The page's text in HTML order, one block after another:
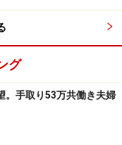
グ
。手取り53万共働き夫婦